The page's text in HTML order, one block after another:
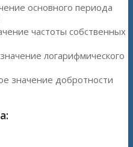
основного периода
частоты собственных
логарифмического
значение добротности